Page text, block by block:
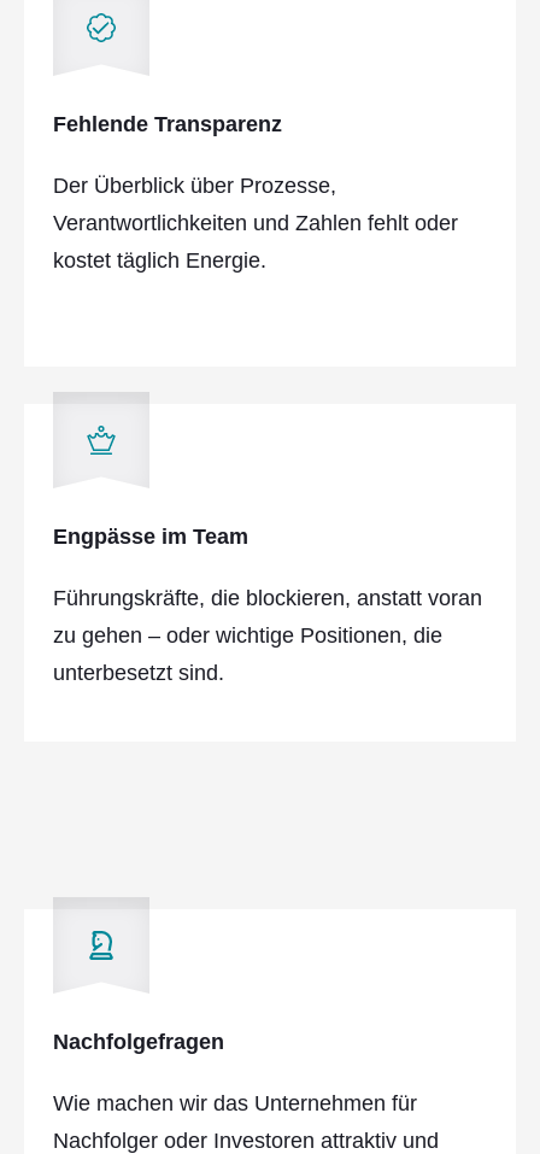
Fehlende Transparenz
Der Überblick über Prozesse,
Verantwortlichkeiten und Zahlen fehlt oder
kostet täglich Energie.
Engpässe im Team
Führungskräfte, die blockieren, anstatt voran
zu gehen – oder wichtige Positionen, die
unterbesetzt sind.
Nachfolgefragen
Wie machen wir das Unternehmen für
Nachfolger oder Investoren attraktiv und